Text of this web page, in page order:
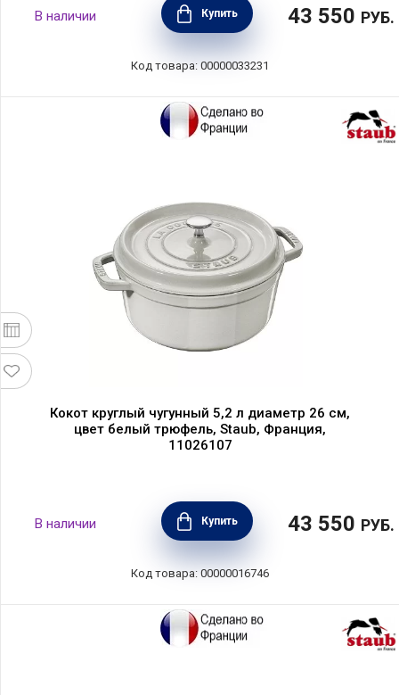
В наличии Купить 43 550 РУБ.
Код товара: 00000033231
Кокот круглый чугунный 5,2 л диаметр 26 см,
цвет белый трюфель, Staub, Франция,
11026107
В наличии Купить 43 550 РУБ.
Код товара: 00000016746